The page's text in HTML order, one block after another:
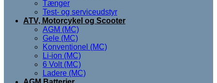
Tænger
Test- og serviceudstyr
ATV, Motorcykel og Scooter
AGM (MC)
Gele (MC)
Konventionel (MC)
Li-ion (MC)
6 Volt (MC)
Ladere (MC)